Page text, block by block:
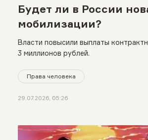
Будет ли в России
мобилизации?
Власти повысили выплаты
3 миллионов рублей.
Права человека
29.07.2026, 05:26